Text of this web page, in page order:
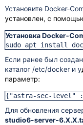
Установите Docker-
установлен, с
Установка Docker-
sudo apt install
Если ранее был
каталог/etc/docker и у
параметр:
{"astra-sec-level"
Для обновления
studio6-server-